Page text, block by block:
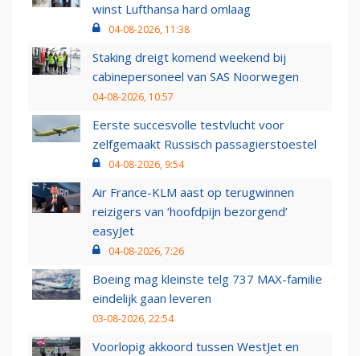
winst Lufthansa hard omlaag
04-08-2026, 11:38
Staking dreigt komend weekend bij
cabinepersoneel van SAS Noorwegen
04-08-2026, 10:57
Eerste succesvolle testvlucht voor
zelfgemaakt Russisch passagierstoestel
04-08-2026, 9:54
Air France-KLM aast op terugwinnen
reizigers van ‘hoofdpijn bezorgend’
easyJet
04-08-2026, 7:26
Boeing mag kleinste telg 737 MAX-familie
eindelijk gaan leveren
03-08-2026, 22:54
Voorlopig akkoord tussen WestJet en